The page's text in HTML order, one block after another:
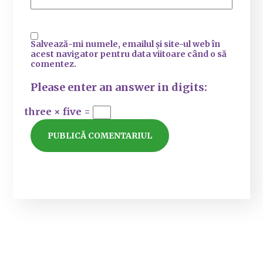
Salvează-mi numele, emailul și site-ul web în
acest navigator pentru data viitoare când o să
comentez.
Please enter an answer in digits:
three × five =